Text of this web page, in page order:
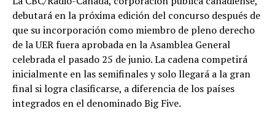
debutará en la próxima edición del concurso después de
que su incorporación como miembro de pleno derecho
de la UER fuera aprobada en la Asamblea General
celebrada el pasado 25 de junio. La cadena competirá
inicialmente en las semifinales y solo llegará a la gran
final si logra clasificarse, a diferencia de los países
integrados en el denominado Big Five.